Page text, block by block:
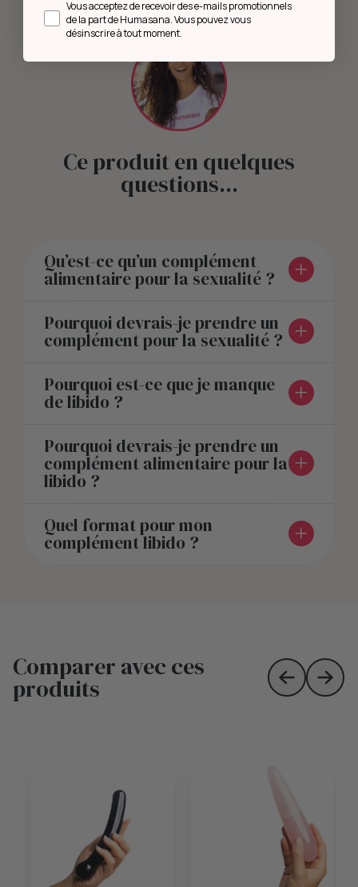
Ce produit en quelques
questions...
Qu’est-ce qu’un complément
alimentaire pour la sexualité ?
Pourquoi devrais-je prendre un
complément pour la sexualité ?
Pourquoi est-ce que je manque
de libido ?
Pourquoi devrais-je prendre un
complément alimentaire pour la
libido ?
Quel format pour mon
complément libido ?
Comparer avec ces
produits Skip toSkip
Opt inVous acceptez de recevoir des e-mails promotionnels
de la part de Humasana. Vous pouvez vous
désinscrire à tout moment.